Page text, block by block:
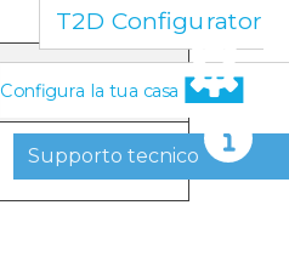
Supporto tecnico
T2D Configurator
Configura la tua casa